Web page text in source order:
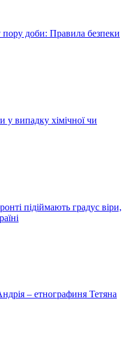
доби: Правила безпеки
випадку хімічної чи
підіймають градус віри,
– етнографиня Тетяна